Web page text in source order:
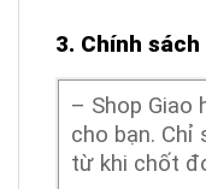
3. Chính
– Shop Giao
cho bạn. Chỉ
từ khi chốt